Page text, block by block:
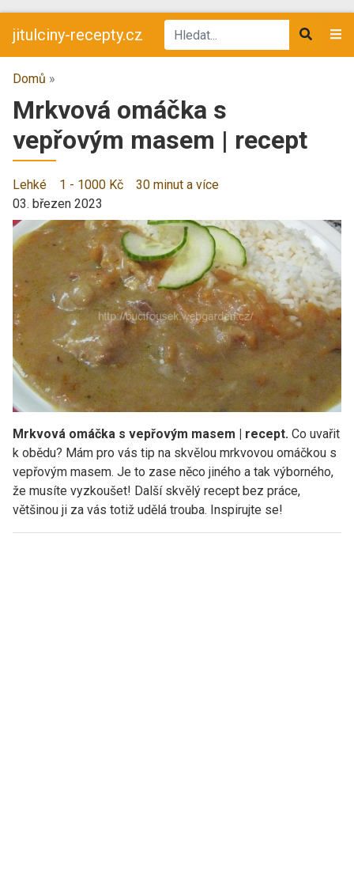
jitulciny-recepty.cz
Domů »
Mrkvová omáčka s
vepřovým masem | recept
Lehké 1 - 1000 Kč
30 minut a více
03. březen 2023
Mrkvová omáčka s vepřovým masem | recept. Co uvařit
k obědu? Mám pro vás tip na skvělou mrkvovou omáčkou s
vepřovým masem. Je to zase něco jiného a tak výborného,
že musíte vyzkoušet! Další skvělý recept bez práce,
většinou ji za vás totiž udělá trouba. Inspirujte se!